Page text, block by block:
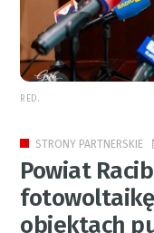
RED.
STRONY PARTNERSKIE
Powiat
fotowoltaikę
obiektach